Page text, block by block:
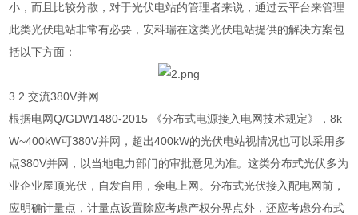
小，而且比较分散，对于光伏电站的管理者来说，通过云平台来管理
此类光伏电站非常有必要，安科瑞在这类光伏电站提供的解决方案包
括以下方面：
3.2 交流380V并网
根据电网Q/GDW1480-2015 《分布式电源接入电网技术规定》，8k
W~400kW可380V并网，超出400kW的光伏电站视情况也可以采用多
点380V并网，以当地电力部门的审批意见为准。这类分布式光伏多为
业企业屋顶光伏，自发自用，余电上网。分布式光伏接入配电网前，
应明确计量点，计量点设置除应考虑产权分界点外，还应考虑分布式